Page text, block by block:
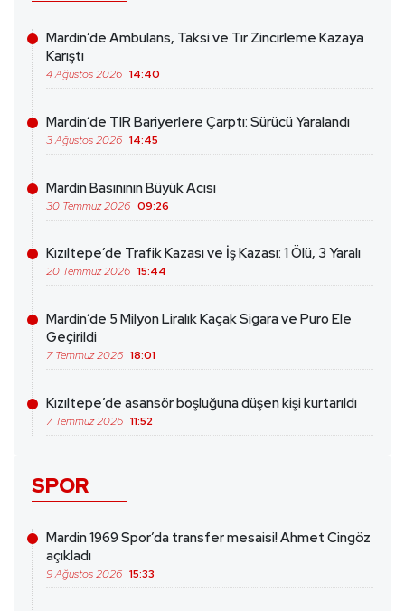
Mardin’de Ambulans, Taksi ve Tır Zincirleme Kazaya
Karıştı
4 Ağustos 2026 14:40
Mardin’de TIR Bariyerlere Çarptı: Sürücü Yaralandı
3 Ağustos 2026 14:45
Mardin Basınının Büyük Acısı
30 Temmuz 2026 09:26
Kızıltepe’de Trafik Kazası ve İş Kazası: 1 Ölü, 3 Yaralı
20 Temmuz 2026 15:44
Mardin’de 5 Milyon Liralık Kaçak Sigara ve Puro Ele
Geçirildi
7 Temmuz 2026 18:01
Kızıltepe’de asansör boşluğuna düşen kişi kurtarıldı
7 Temmuz 2026 11:52
SPOR
Mardin 1969 Spor’da transfer mesaisi! Ahmet Cingöz
açıkladı
9 Ağustos 2026 15:33